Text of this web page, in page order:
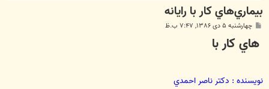
بيماري‌هاي کار با رايانه
س
ت
چهارشنبه ۵ دی ۱۳۸۶, ۷:۴۷ ب.ظ
‌هاي کار با
نويسنده : دکتر ناصر احمدي